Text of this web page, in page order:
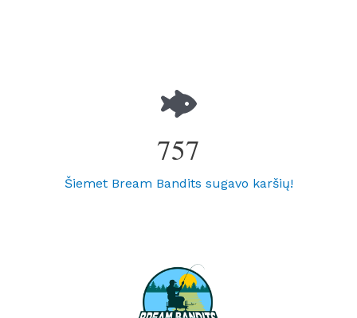
757
Šiemet Bream Bandits sugavo karšių!